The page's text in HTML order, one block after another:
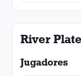
River Plate
Jugadores